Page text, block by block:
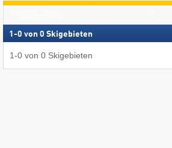
1 -0 von 0 Skigebieten
1-0 von 0 Skigebieten